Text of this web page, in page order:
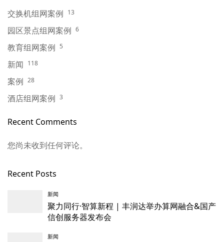
交换机组网案例 13
园区景点组网案例 6
教育组网案例 5
新闻 118
案例 28
酒店组网案例 3
Recent Comments
您尚未收到任何评论。
Recent Posts
新闻
聚力同行·智算新程 | 丰润达举办算网融合&国产
信创服务器发布会
新闻